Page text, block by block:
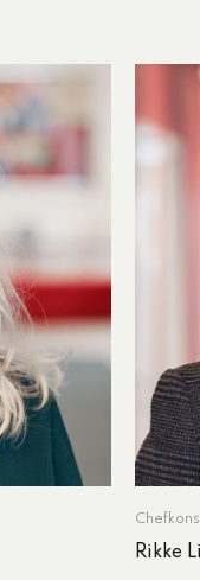
Rikke